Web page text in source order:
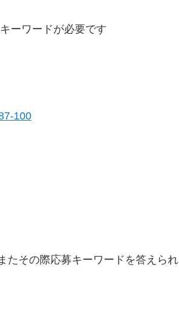
ーワードが必要です
100
たその際応募キーワードを答えられ